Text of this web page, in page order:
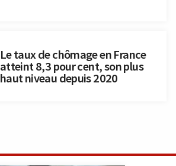
Le taux de chômage en France
atteint 8,3 pour cent, son plus
haut niveau depuis 2020